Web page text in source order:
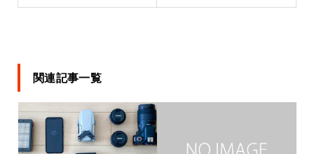
関連記事一覧